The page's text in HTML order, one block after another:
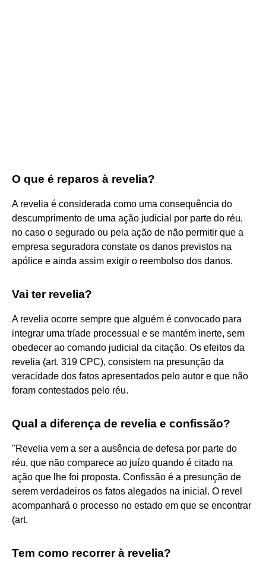
O que é reparos à revelia?
A revelia é considerada como uma consequência do
descumprimento de uma ação judicial por parte do réu,
no caso o segurado ou pela ação de não permitir que a
empresa seguradora constate os danos previstos na
apólice e ainda assim exigir o reembolso dos danos.
Vai ter revelia?
A revelia ocorre sempre que alguém é convocado para
integrar uma tríade processual e se mantém inerte, sem
obedecer ao comando judicial da citação. Os efeitos da
revelia (art. 319 CPC), consistem na presunção da
veracidade dos fatos apresentados pelo autor e que não
foram contestados pelo réu.
Qual a diferença de revelia e confissão?
"Revelia vem a ser a ausência de defesa por parte do
réu, que não comparece ao juízo quando é citado na
ação que lhe foi proposta. Confissão é a presunção de
serem verdadeiros os fatos alegados na inicial. O revel
acompanhará o processo no estado em que se encontrar
(art.
Tem como recorrer à revelia?